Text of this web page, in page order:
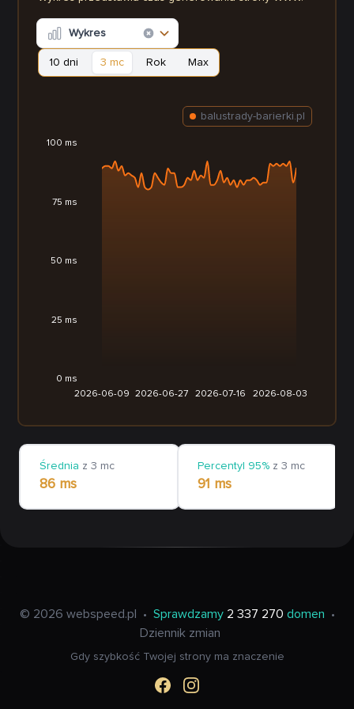
Wykres
10 dni 3 mc Rok Max
2026-06-09 2026-06-27 2026-07-16 2026-08-03
0 ms
25 ms
50 ms
75 ms
100 ms
balustrady-barierki.pl
Średnia z 3 mc
86 ms
Percentyl 95% z 3 mc
91 ms
© 2026 webspeed.pl • Sprawdzamy 2 337 270 domen
•
Dziennik zmian
Gdy szybkość Twojej strony ma znaczenie